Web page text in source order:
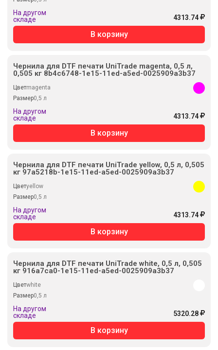
На другом
складе
4313.74
В корзину
Чернила для DTF печати UniTrade magenta, 0,5 л,
0,505 кг 8b4c6748-1e15-11ed-a5ed-0025909a3b37
Цветmagenta
Размер0,5 л
На другом
складе
4313.74
В корзину
Чернила для DTF печати UniTrade yellow, 0,5 л, 0,505
кг 97a5218b-1e15-11ed-a5ed-0025909a3b37
Цветyellow
Размер0,5 л
На другом
складе
4313.74
В корзину
Чернила для DTF печати UniTrade white, 0,5 л, 0,505
кг 916a7ca0-1e15-11ed-a5ed-0025909a3b37
Цветwhite
Размер0,5 л
На другом
складе
5320.28
В корзину